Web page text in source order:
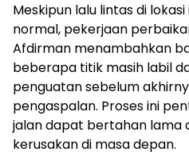
Meskipun lalu lintas di
normal, pekerjaan
Afdirman menambahkan
beberapa titik masih labil
penguatan sebelum
pengaspalan. Proses ini
jalan dapat bertahan lama
kerusakan di masa depan.